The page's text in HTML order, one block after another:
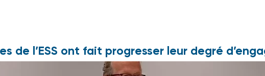
de l’ESS ont fait progresser leur degré